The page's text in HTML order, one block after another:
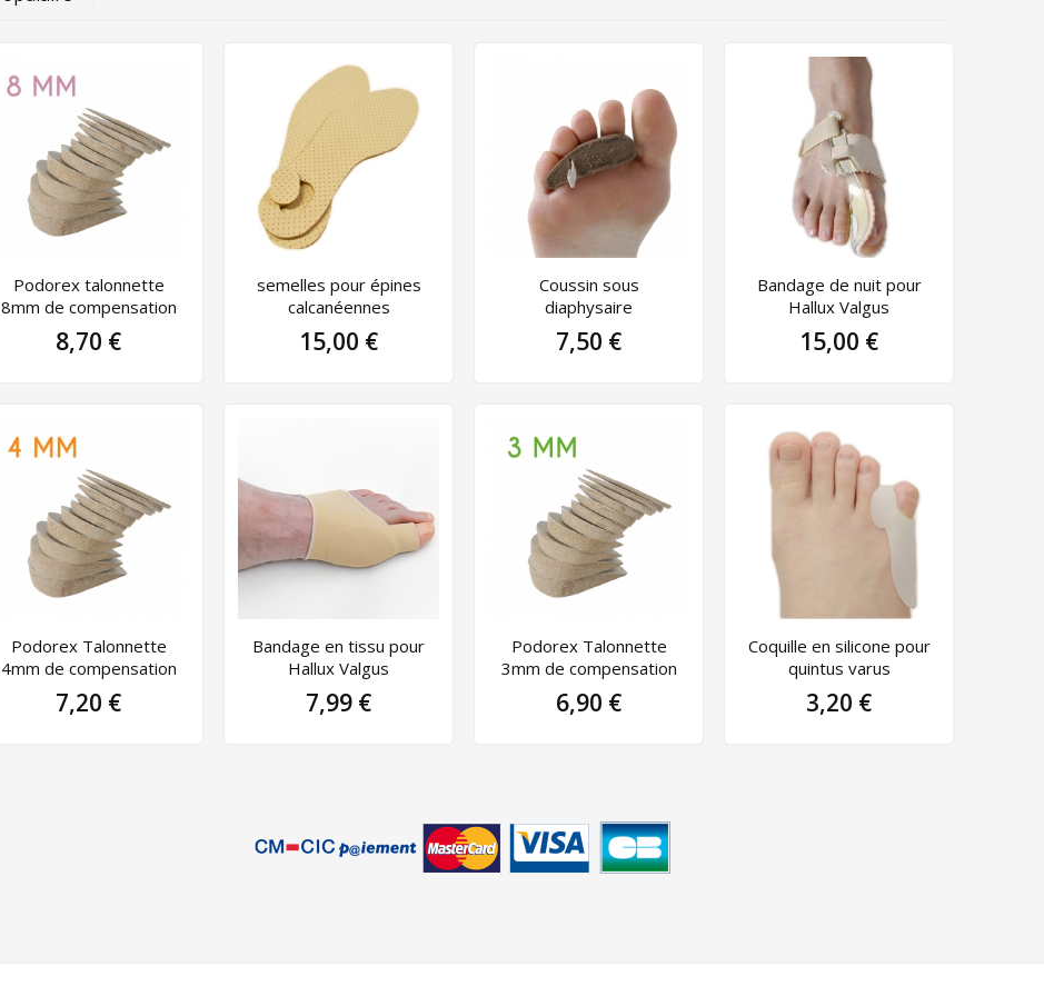
Podorex talonnette
8mm de compensation
8,70 €
semelles pour épines
calcanéennes
15,00 €
Coussin sous
diaphysaire
7,50 €
Bandage de nuit pour
Hallux Valgus
15,00 €
Podorex Talonnette
4mm de compensation
7,20 €
Bandage en tissu pour
Hallux Valgus
7,99 €
Podorex Talonnette
3mm de compensation
6,90 €
Coquille en silicone pour
quintus varus
3,20 €